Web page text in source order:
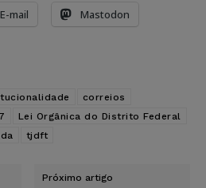
E-mail Mastodon
correios
Lei Orgânica do Distrito Federal
tjdft
Próximo artigo